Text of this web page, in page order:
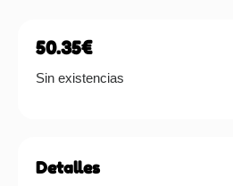
50.35€
Sin existencias
Detalles